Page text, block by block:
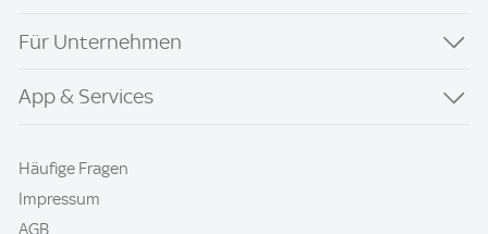
Für Unternehmen
App & Services
Häufige Fragen
Impressum
AGB